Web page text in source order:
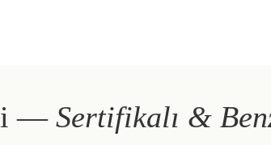
— Sertifikalı &